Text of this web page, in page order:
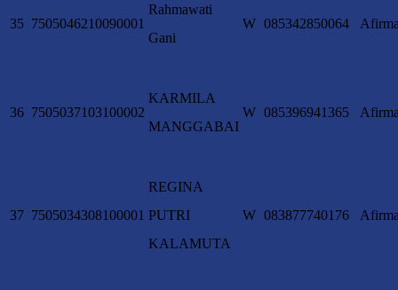
35 7505046210090001
Rahmawati
Gani
W 085342850064
36 7505037103100002
KARMILA
MANGGABAI
W 085396941365
37 7505034308100001
REGINA
PUTRI
KALAMUTA
W 083877740176